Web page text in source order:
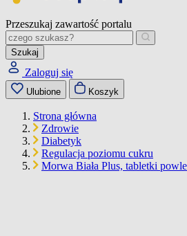
Przeszukaj zawartość portalu
Szukaj
Zaloguj się
Ulubione Koszyk
Strona główna
Zdrowie
Diabetyk
Regulacja poziomu cukru
Morwa Biała Plus, tabletki